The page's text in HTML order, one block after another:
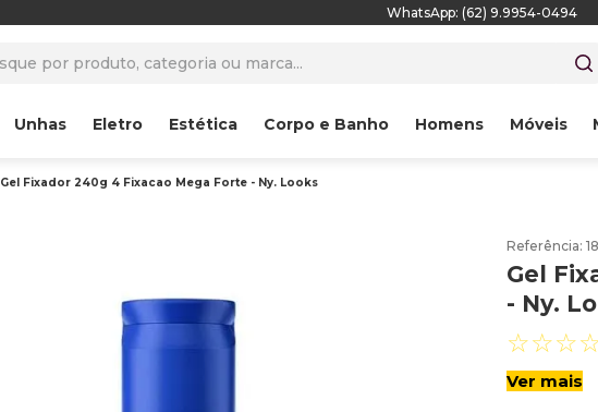
WhatsApp: (62) 9.9954-0494
Unhas Eletro Estética Corpo e Banho Homens Móveis
Gel Fixador 240g 4 Fixacao Mega Forte - Ny. Looks
Referência:
Gel
- Ny.
☆☆☆
Ver mais